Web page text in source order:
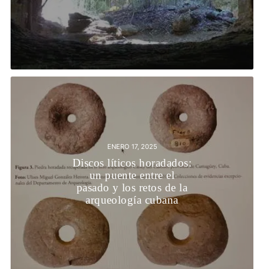
ENERO 17, 2025
Discos líticos horadados:
un puente entre el
pasado y los retos de la
arqueología cubana